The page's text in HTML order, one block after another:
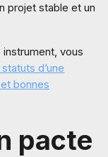
projet stable et un
vous
d’une
bonnes
pacte